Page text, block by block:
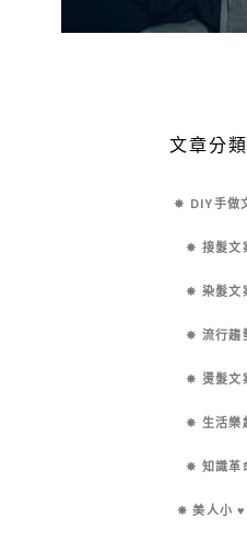
文章分
✵ DIY手做
✵ 接髮文
✵ 染髮文
✵ 流行趨
✵ 燙髮文
✵ 生活樂
✵ 知識革
✵ 美人小